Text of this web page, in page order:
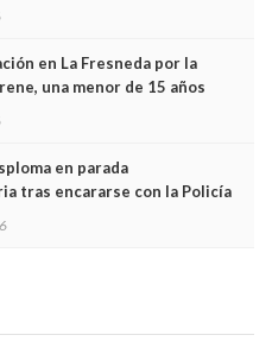
en La Fresneda por la
una menor de 15 años
en parada
tras encararse con la Policía